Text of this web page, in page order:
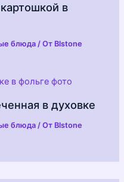
в
блюда / От Blstone
в духовке
блюда/ От Blstone